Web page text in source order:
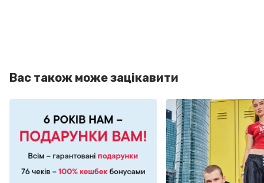
Вас також може зацікавити